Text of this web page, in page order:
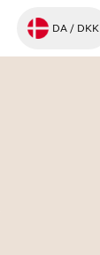
DA / DKK